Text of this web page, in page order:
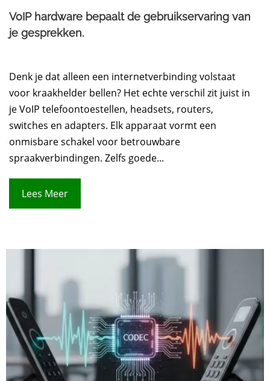
VoIP hardware bepaalt de gebruikservaring van
je gesprekken.
Denk je dat alleen een internetverbinding volstaat
voor kraakhelder bellen? Het echte verschil zit juist in
je VoIP telefoontoestellen, headsets, routers,
switches en adapters. Elk apparaat vormt een
onmisbare schakel voor betrouwbare
spraakverbindingen. Zelfs goede...
Lees Meer